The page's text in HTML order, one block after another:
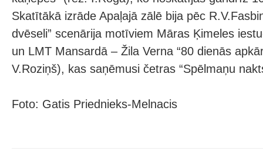
Skatītākā izrāde Apaļajā zālē bija pēc
dvēseli” scenārija motīviem Māras Ķimeles
un LMT Mansardā – Žila Verna “80 dienās
V.Roziņš), kas saņēmusi četras “Spēlmaņu
Foto: Gatis Priednieks-Melnacis